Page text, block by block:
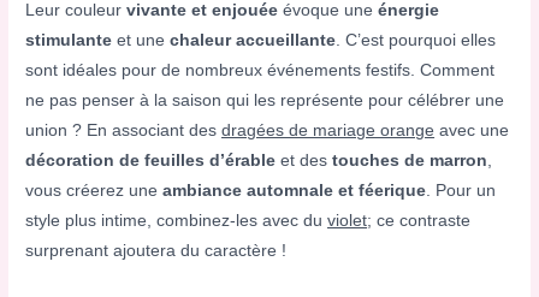
Leur couleurvivante et enjouée évoque uneénergie
stimulante et unechaleur accueillante. C’est pourquoi elles
sont idéales pour de nombreux événements festifs. Comment
ne pas penser à la saison qui les représente pour célébrer une
union ? En associant desdragées de mariage orange avec une
décoration de feuilles d’érable et destouches de marron,
vous créerez uneambiance automnale et féerique. Pour un
style plus intime, combinez-les avec duviolet; ce contraste
surprenant ajoutera du caractère !